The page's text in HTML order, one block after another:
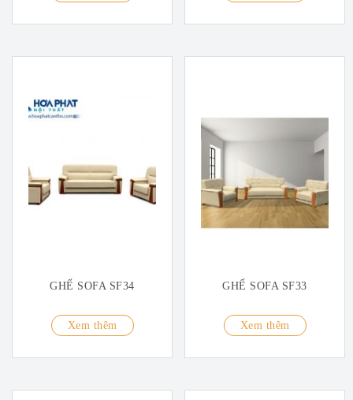
GHẾ SOFA SF34
Xem thêm
GHẾ SOFA SF33
Xem thêm